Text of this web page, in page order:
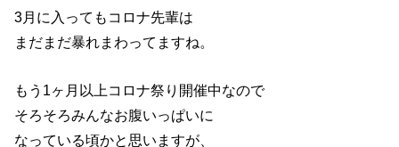
3月に入ってもコロナ先輩は
まだまだ暴れまわってますね。
もう1ヶ月以上コロナ祭り開催中なので
そろそろみんなお腹いっぱいに
なっている頃かと思いますが、